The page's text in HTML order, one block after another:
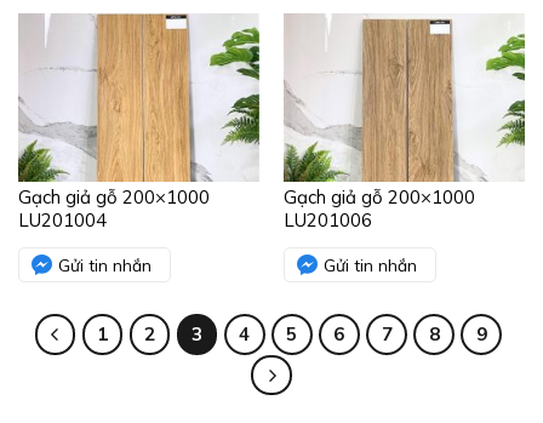
Gạch giả gỗ 200×1000
LU201004
Gửi tin nhắn
Gạch giả gỗ 200×1000
LU201006
Gửi tin nhắn
1 2 3 4 5 6 7 8 9